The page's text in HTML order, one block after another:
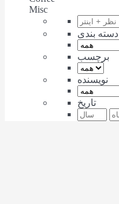
Misc
دسته بندی
برچسب
نویسنده
تاریخ